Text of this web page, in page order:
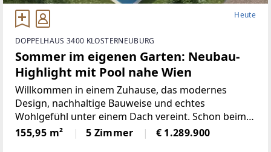
Heute
DOPPELHAUS 3400 KLOSTERNEUBURG
Sommer im eigenen Garten: Neubau-
Highlight mit Pool nahe Wien
Willkommen in einem Zuhause, das modernes
Design, nachhaltige Bauweise und echtes
Wohlgefühl unter einem Dach vereint. Schon beim
Betreten unter dem eleganten Glasvordach spüren
Sie die Wertigkeit dieses Objekts. Auf rund 215 m²
155,95 m² 5 Zimmer € 1.289.900